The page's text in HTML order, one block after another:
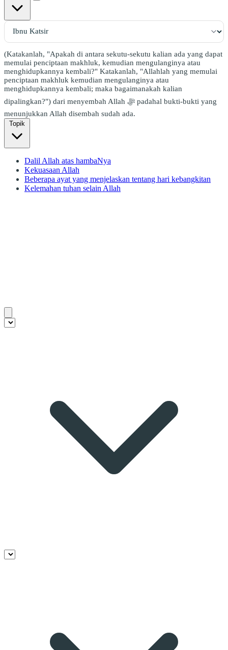
(Katakanlah, "Apakah di antara sekutu-sekutu kalian ada yang dapat
memulai penciptaan makhluk, kemudian mengulanginya atau
menghidupkannya kembali?" Katakanlah, "Allahlah yang memulai
penciptaan makhluk kemudian mengulanginya atau
menghidupkannya kembali; maka bagaimanakah kalian
dipalingkan?") dari menyembah Allah ﷻ padahal bukti-bukti yang
menunjukkan Allah disembah sudah ada.
Topik
Dalil Allah atas hambaNya
Kekuasaan Allah
Beberapa ayat yang menjelaskan tentang hari kebangkitan
Kelemahan tuhan selain Allah